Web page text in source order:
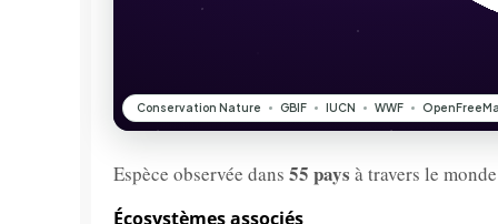
Espèce observée dans 55 pays à travers le
Écosystèmes associés